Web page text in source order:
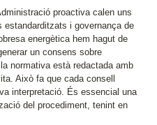
proactiva calen uns
i governança de
energètica hem hagut de
un consens sobre
normativa està redactada amb
Això fa que cada consell
interpretació. És essencial una
del procediment, tenint en